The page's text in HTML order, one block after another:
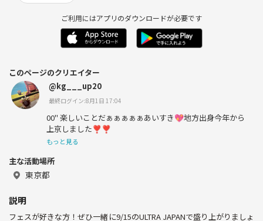
ご利用にはアプリのダウンロードが必要です
このページのクリエイター
@kg___up20
最終ログイン:8月1日 17:04
00" 楽しいことだぁぁぁぁぁあいすき💖地方出身今年から
上京しました❣️❣️
もっと見る
主な活動場所
東京都
説明
フェスが好きな方！ぜひ一緒に9/15のULTRA JAPANで盛り上がりましょ